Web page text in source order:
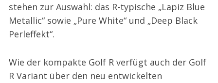
stehen zur Auswahl: das R-typische „Lapiz Blue
Metallic“ sowie „Pure White“ und „Deep Black
Perleffekt“.
Wie der kompakte Golf R verfügt auch der Golf
R Variant über den neu entwickelten